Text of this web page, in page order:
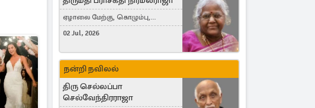
ஏழாலை மேற்கு, கொழும்பு,
தங்காலை, London, United Kingdom
02 Jul, 2026
நன்றி நவிலல்
திரு செல்லப்பா
செல்வேந்திரராஜா